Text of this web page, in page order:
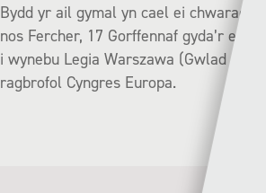
Bydd yr ail gymal yn cael ei chwarae
nos Fercher, 17 Gorffennaf gyda’r
i wynebu Legia Warszawa (Gwlad
ragbrofol Cyngres Europa.